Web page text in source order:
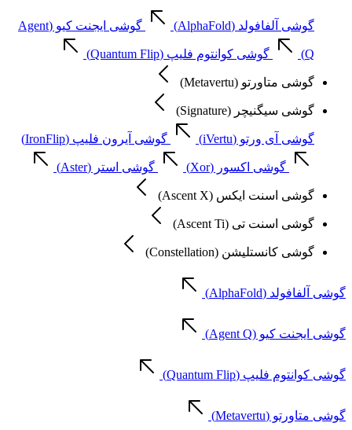
گوشی آلفافولد (AlphaFold) گوشی ایجنت کیو (Agent
Q) گوشی کوانتوم فلیپ (Quantum Flip)
گوشی متاورتو (Metavertu)
گوشی سیگنیچر (Signature)
گوشی آی ورتو (iVertu) گوشی آیرون فلیپ (IronFlip)
گوشی اکسور (Xor) گوشی استر (Aster)
گوشی اسنت ایکس (Ascent X)
گوشی اسنت تی (Ascent Ti)
گوشی کانستلیشن (Constellation)
گوشی آلفافولد (AlphaFold)
گوشی ایجنت کیو (Agent Q)
گوشی کوانتوم فلیپ (Quantum Flip)
گوشی متاورتو (Metavertu)